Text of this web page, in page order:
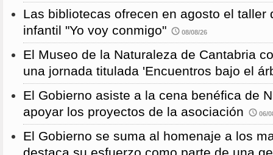
Las bibliotecas ofrecen en agosto el taller
infantil "Yo voy conmigo"
08/08/26
El Museo de la Naturaleza de Cantabria
una jornada titulada 'Encuentros bajo el
El Gobierno asiste a la cena benéfica de
apoyar los proyectos de la asociación
06/
El Gobierno se suma al homenaje a los